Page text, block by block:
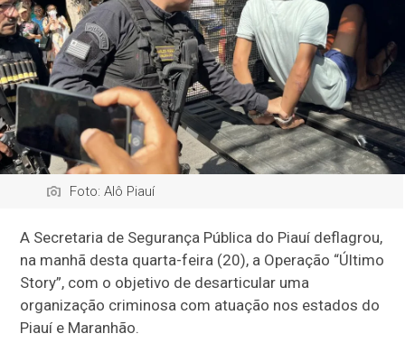
Foto: Alô Piauí
A Secretaria de Segurança Pública do Piauí deflagrou,
na manhã desta quarta-feira (20), a Operação “Último
Story”, com o objetivo de desarticular uma
organização criminosa com atuação nos estados do
Piauí e Maranhão.